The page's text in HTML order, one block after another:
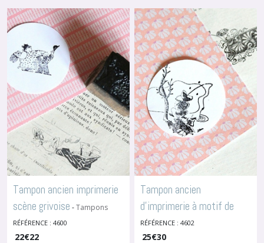
Tampon ancien imprimerie
scène grivoise -Tampons
Personnages
RÉFÉRENCE : 4600
22€22
Tampon ancien
d'imprimerie à motif de
pêcheur-Tampons
Personnages
RÉFÉRENCE : 4602
25€30